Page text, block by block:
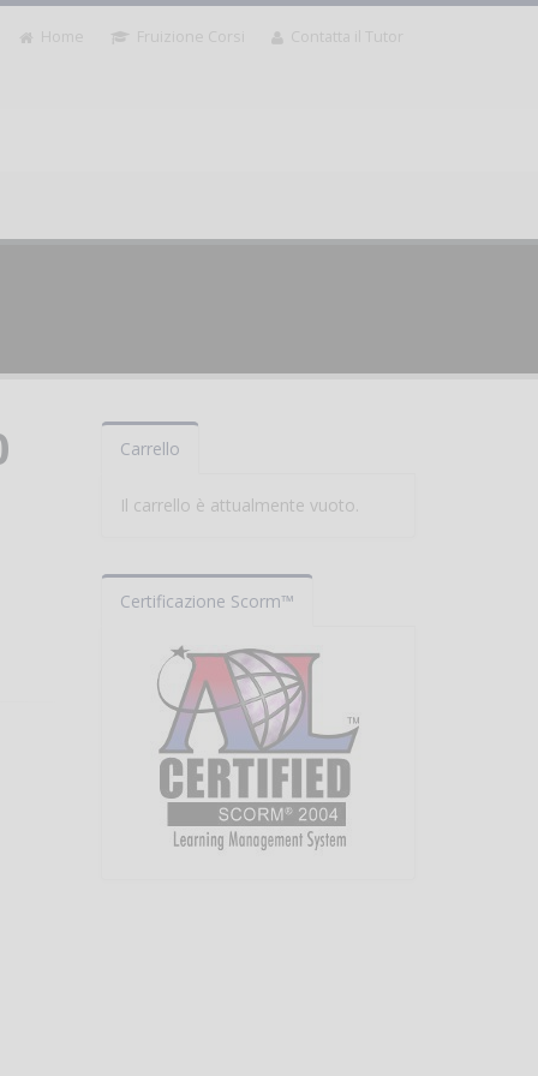
Home Fruizione Corsi Contatta il Tutor
Carrello
Il carrello è attualmente vuoto.
Certificazione Scorm™